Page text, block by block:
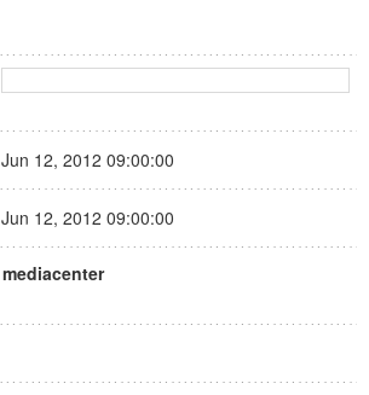
Jun 12, 2012 09:00:00
Jun 12, 2012 09:00:00
mediacenter